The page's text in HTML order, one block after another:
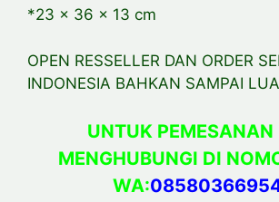
*23 x 36 x 13 cm
OPEN RESSELLER DAN ORDER
INDONESIA BAHKAN SAMPAI
UNTUK PEMESANAN
MENGHUBUNGI DI
WA: